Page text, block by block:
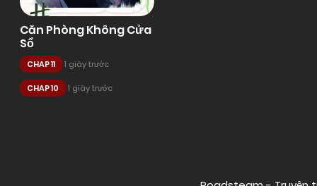
Căn Phòng Không Cửa
Sổ
CHAP 11 1 giây trước
CHAP 10 1 giây trước